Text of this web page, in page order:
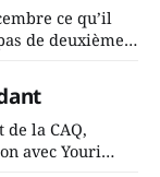
ce qu’il
de deuxième
de la ville,
souper
la CAQ,
avec Youri